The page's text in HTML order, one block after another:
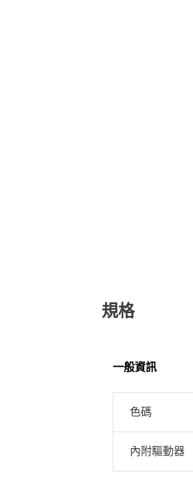
規格
一般資訊
色碼
內附驅動器